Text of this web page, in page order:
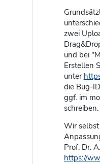
zwei
und bei
Erstellen
unter
die Bug-
ggf. im
schreiben.
Wir
Prof. Dr.
https://